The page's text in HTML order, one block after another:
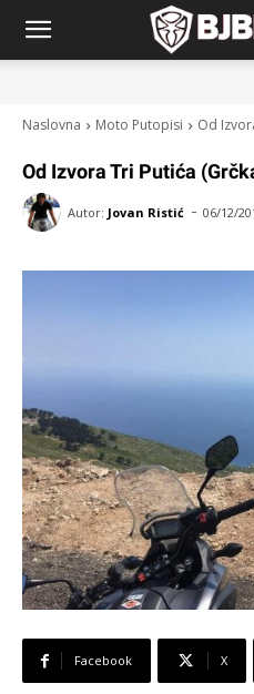
Naslovna Moto Putopisi Od
Od Izvora Tri Putića
Autor: Jovan Ristić - 06/12/
Facebook X